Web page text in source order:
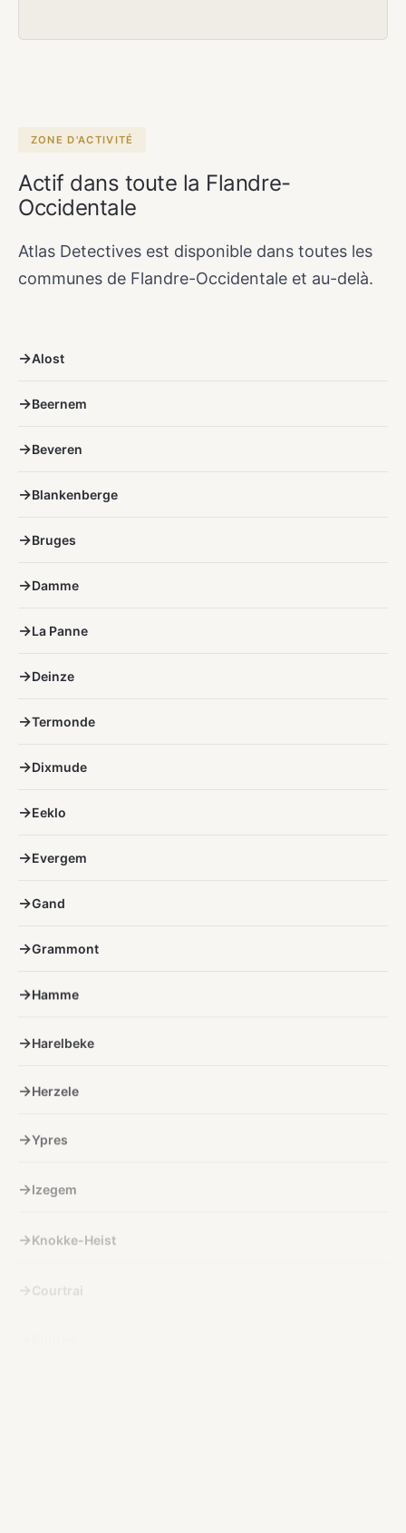
ZONE D'ACTIVITÉ
Actif dans toute la Flandre-
Occidentale
Atlas Detectives est disponible dans toutes les
communes de Flandre-Occidentale et au-delà.
Alost
Beernem
Beveren
Blankenberge
Bruges
Damme
La Panne
Deinze
Termonde
Dixmude
Eeklo
Evergem
Gand
Grammont
Hamme
Harelbeke
Herzele